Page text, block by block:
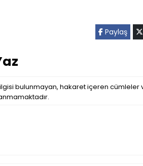
Paylaş
bulunmayan, hakaret içeren cümleler